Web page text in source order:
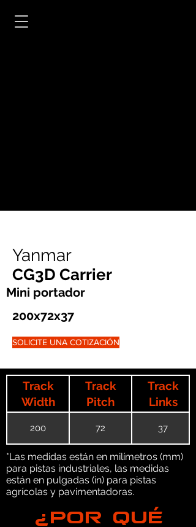
Yanmar
CG3D Carrier
Mini portador
200x72x37
SOLICITE UNA COTIZACIÓN
Track
Width
Track
Pitch
Track
Links
200 72 37
*Las medidas están en milímetros (mm)
para pistas industriales, las medidas
están en pulgadas (in) para pistas
agrícolas y pavimentadoras.
¿POR QUÉ